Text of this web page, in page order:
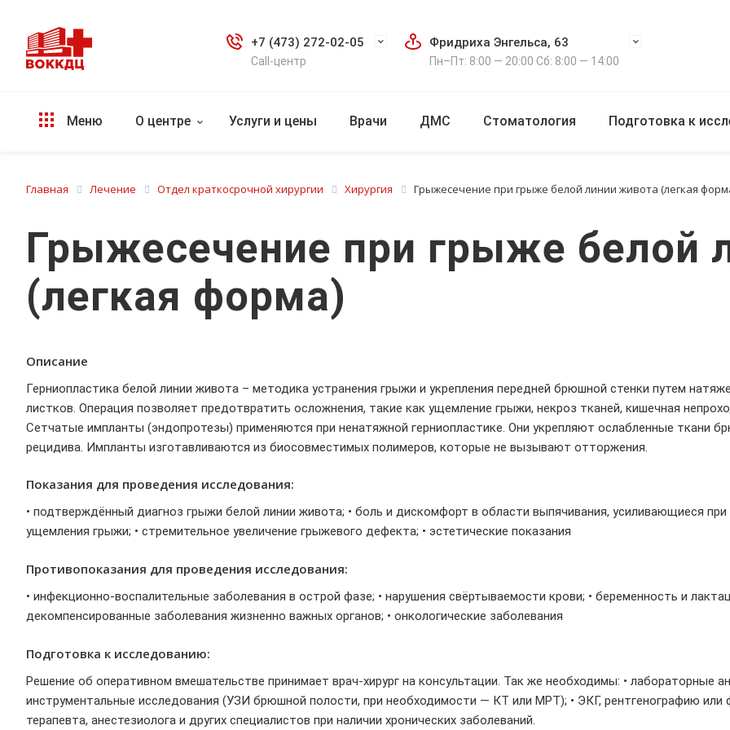
+7 (473) 272-02-05
Call-центр
Фридриха Энгельса, 63
Пн–Пт: 8:00 — 20:00 Сб: 8:00 — 14:00
Меню О центре Услуги и цены Врачи ДМС Стоматология Подготовка к
Главная Лечение Отдел краткосрочной хирургии Хирургия Грыжесечение при грыже белой линии живота (легкая
Грыжесечение при грыже белой
(легкая форма)
Описание
Герниопластика белой линии живота – методика устранения грыжи и укрепления передней брюшной стенки путем
листков. Операция позволяет предотвратить осложнения, такие как ущемление грыжи, некроз тканей, кишечная
Сетчатые импланты (эндопротезы) применяются при ненатяжной герниопластике. Они укрепляют ослабленные ткани
рецидива. Импланты изготавливаются из биосовместимых полимеров, которые не вызывают отторжения.
Показания для проведения исследования:
• подтверждённый диагноз грыжи белой линии живота; • боль и дискомфорт в области выпячивания, усиливающиеся
ущемления грыжи; • стремительное увеличение грыжевого дефекта; • эстетические показания
Противопоказания для проведения исследования:
• инфекционно-воспалительные заболевания в острой фазе; • нарушения свёртываемости крови; • беременность и
декомпенсированные заболевания жизненно важных органов; • онкологические заболевания
Подготовка к исследованию:
Решение об оперативном вмешательстве принимает врач-хирург на консультации. Так же необходимы: • лабораторные
инструментальные исследования (УЗИ брюшной полости, при необходимости — КТ или МРТ); • ЭКГ, рентгенографию или
терапевта, анестезиолога и других специалистов при наличии хронических заболеваний.